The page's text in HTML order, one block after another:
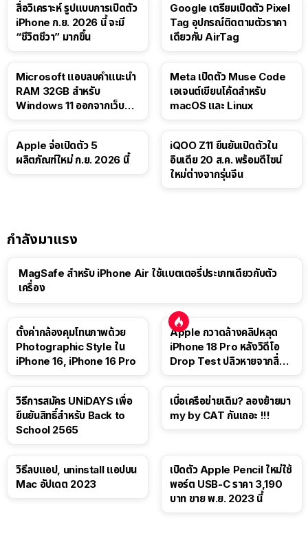
สื่อวิเคราะห์ รูปแบบการเปิดตัว
iPhone ก.ย. 2026 นี้ จะมี
“ชีวิตชีวา” มากขึ้น
Google เตรียมเปิดตัว Pixel
Tag อุปกรณ์ติดตามตัวราคา
เดียวกับ AirTag
Microsoft แอบลบคำแนะนำ
RAM 32GB สำหรับ
Windows 11 ออกจากเว็บตัว
Meta เปิดตัว Muse Code
เอเจนต์เขียนโค้ดสำหรับ
macOS และ Linux
Apple จ่อเปิดตัว 5
ผลิตภัณฑ์ใหม่ ก.ย. 2026 นี้
iQOO Z11 ยืนยันเปิดตัวใน
อินเดีย 20 ส.ค. พร้อมดีไซน์
ใหม่ต่างจากรุ่นจีน
กำลังมาแรง
MagSafe สำหรับ iPhone Air ใช้แบตเตอรี่ประเภทเดียวกับตัว
เครื่อง
ตั้งค่ากล้องคุมโทนภาพด้วย
Photographic Style ใน
iPhone 16, iPhone 16 Pro
Apple กวาดล้างคลิปหลุด
iPhone 18 Pro หลังวิดีโอ
Drop Test ปลิวหายจากสื่อ
วิธีการสมัคร UNiDAYS เพื่อ
ยืนยันสิทธิ์สำหรับ Back to
School 2565
เบื่อเครือข่ายเดิม? ลองย้ายมา
my by CAT กันเถอะ !!!
วิธีลบแอป, uninstall แอปบน
Mac อัปเดต 2023
เปิดตัว Apple Pencil ใหม่ใช้
พอร์ต USB-C ราคา 3,190
บาท ขาย พ.ย. 2023 นี้